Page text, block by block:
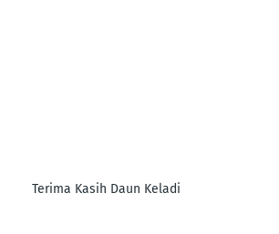
Terima Kasih Daun Keladi